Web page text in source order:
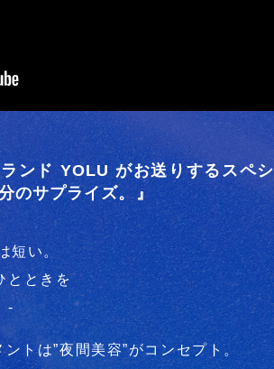
ンド YOLU がお送りするスペシ
のサプライズ。』
短い。​
とときを​
-
トは”夜間美容”がコンセプト。